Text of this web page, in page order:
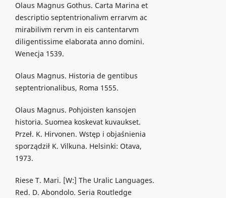
Olaus Magnus Gothus. Carta Marina et
descriptio septentrionalivm errarvm ac
mirabilivm rervm in eis cantentarvm
diligentissime elaborata anno domini.
Wenecja 1539.
Olaus Magnus. Historia de gentibus
septentrionalibus, Roma 1555.
Olaus Magnus. Pohjoisten kansojen
historia. Suomea koskevat kuvaukset.
Przeł. K. Hirvonen. Wstęp i objaśnienia
sporządził K. Vilkuna. Helsinki: Otava,
1973.
Riese T. Mari. [W:] The Uralic Languages.
Red. D. Abondolo. Seria Routledge